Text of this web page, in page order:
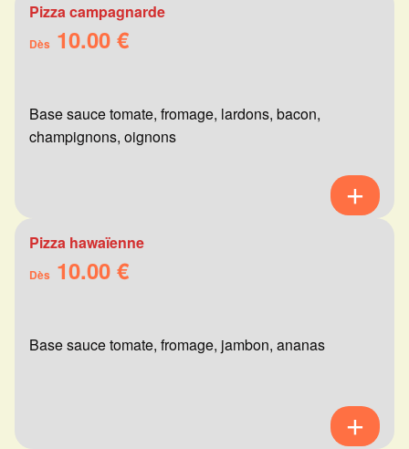
Pizza campagnarde
Dès 10.00 €
Base sauce tomate, fromage, lardons, bacon,
champignons, oignons
Pizza hawaïenne
Dès 10.00 €
Base sauce tomate, fromage, jambon, ananas